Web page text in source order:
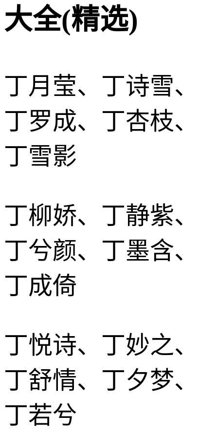
大全(精选)
丁月莹、丁诗雪、
丁罗成、丁杏枝、
丁雪影
丁柳娇、丁静紫、
丁兮颜、丁墨含、
丁成倚
丁悦诗、丁妙之、
丁舒情、丁夕梦、
丁若兮